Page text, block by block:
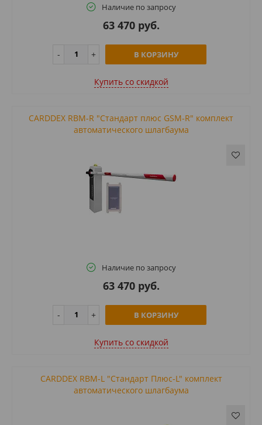
Наличие по запросу
63 470 руб.
В КОРЗИНУ
Купить cо скидкой
CARDDEX RBM-R "Стандарт плюс GSM-R" комплект
автоматического шлагбаума
Наличие по запросу
63 470 руб.
В КОРЗИНУ
Купить cо скидкой
CARDDEX RBM-L "Стандарт Плюс-L" комплект
автоматического шлагбаума